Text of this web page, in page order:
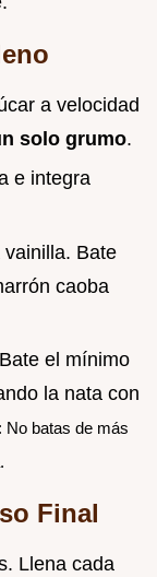
a velocidad
solo grumo.
e integra
Bate
caoba
el mínimo
la nata con
No batas de más
Final
Llena cada